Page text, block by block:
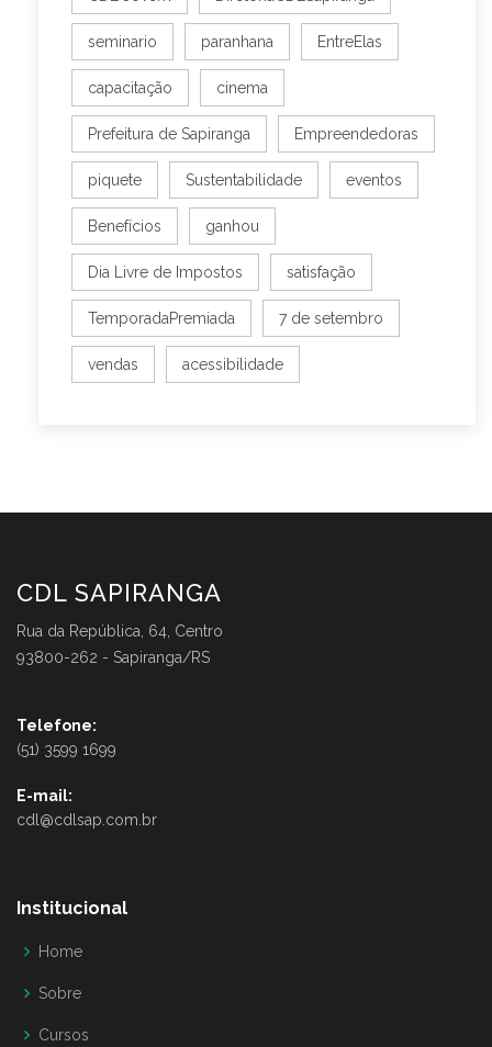
seminario paranhana EntreElas
capacitação cinema
Prefeitura de Sapiranga Empreendedoras
piquete Sustentabilidade eventos
Benefícios ganhou
Dia Livre de Impostos satisfação
TemporadaPremiada 7 de setembro
vendas acessibilidade
CDL SAPIRANGA
Rua da República, 64, Centro
93800-262 - Sapiranga/RS
Telefone:
(51) 3599 1699
E-mail:
cdl@cdlsap.com.br
Institucional
Home
Sobre
Cursos